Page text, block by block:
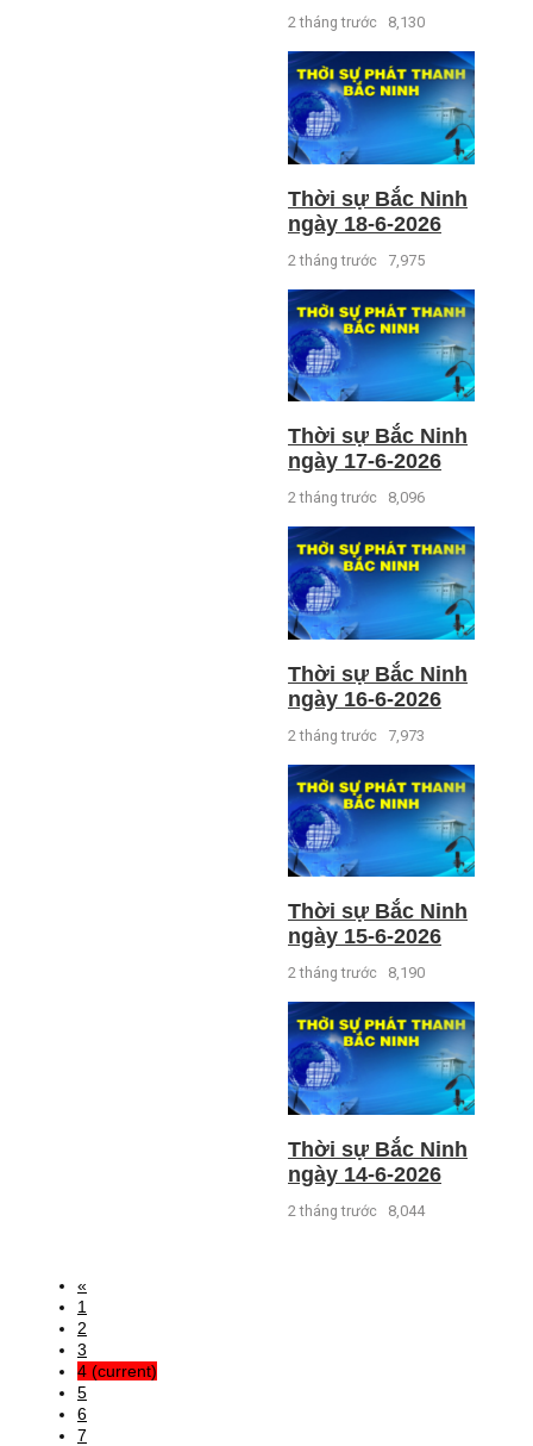
2 tháng trước 8,130
Thời sự Bắc Ninh
ngày 18-6-2026
2 tháng trước 7,975
Thời sự Bắc Ninh
ngày 17-6-2026
2 tháng trước 8,096
Thời sự Bắc Ninh
ngày 16-6-2026
2 tháng trước 7,973
Thời sự Bắc Ninh
ngày 15-6-2026
2 tháng trước 8,190
Thời sự Bắc Ninh
ngày 14-6-2026
2 tháng trước 8,044
«
1
2
3
4 (current)
5
6
7